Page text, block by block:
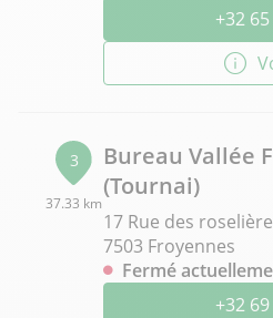
+32
3
37.33 km
Bureau Vallée
(Tournai)
17 Rue des
7503 Froyennes
Fermé
+32